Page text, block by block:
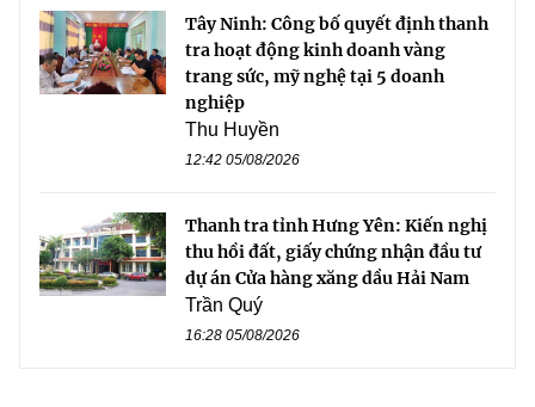
Tây Ninh: Công bố quyết định thanh
tra hoạt động kinh doanh vàng
trang sức, mỹ nghệ tại 5 doanh
nghiệp
Thu Huyền
12:42 05/08/2026
Thanh tra tỉnh Hưng Yên: Kiến nghị
thu hồi đất, giấy chứng nhận đầu tư
dự án Cửa hàng xăng dầu Hải Nam
Trần Quý
16:28 05/08/2026